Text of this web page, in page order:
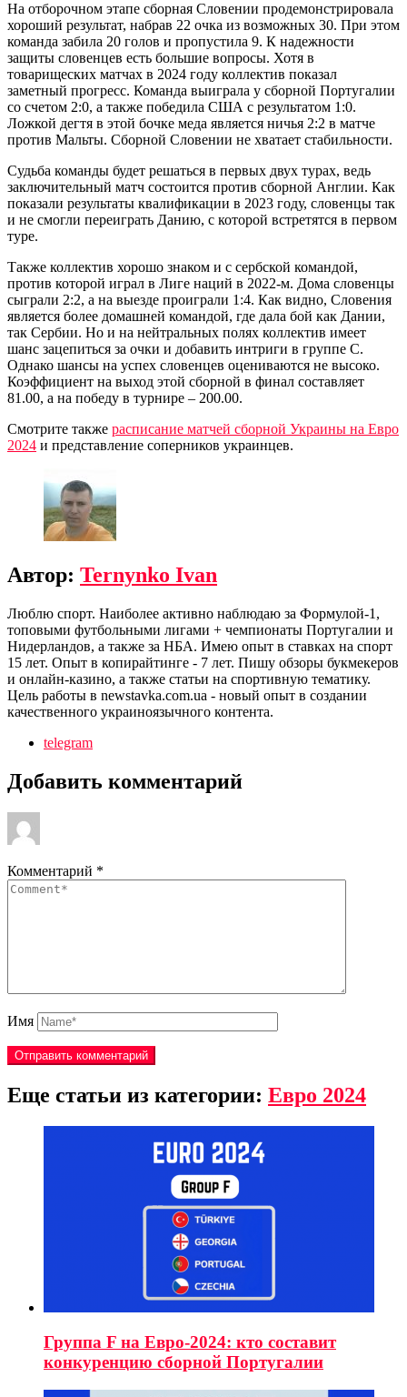
На отборочном этапе сборная Словении продемонстрировала
хороший результат, набрав 22 очка из возможных 30. При этом
команда забила 20 голов и пропустила 9. К надежности
защиты словенцев есть большие вопросы. Хотя в
товарищеских матчах в 2024 году коллектив показал
заметный прогресс. Команда выиграла у сборной Португалии
со счетом 2:0, а также победила США с результатом 1:0.
Ложкой дегтя в этой бочке меда является ничья 2:2 в матче
против Мальты. Сборной Словении не хватает стабильности.
Судьба команды будет решаться в первых двух турах, ведь
заключительный матч состоится против сборной Англии. Как
показали результаты квалификации в 2023 году, словенцы так
и не смогли переиграть Данию, с которой встретятся в первом
туре.
Также коллектив хорошо знаком и с сербской командой,
против которой играл в Лиге наций в 2022-м. Дома словенцы
сыграли 2:2, а на выезде проиграли 1:4. Как видно, Словения
является более домашней командой, где дала бой как Дании,
так Сербии. Но и на нейтральных полях коллектив имеет
шанс зацепиться за очки и добавить интриги в группе C.
Однако шансы на успех словенцев оцениваются не высоко.
Коэффициент на выход этой сборной в финал составляет
81.00, а на победу в турнире – 200.00.
Смотрите также расписание матчей сборной Украины на Евро
2024 и представление соперников украинцев.
Автор: Ternynko Ivan
Люблю спорт. Наиболее активно наблюдаю за Формулой-1,
топовыми футбольными лигами + чемпионаты Португалии и
Нидерландов, а также за НБА. Имею опыт в ставках на спорт
15 лет. Опыт в копирайтинге - 7 лет. Пишу обзоры букмекеров
и онлайн-казино, а также статьи на спортивную тематику.
Цель работы в newstavka.com.ua - новый опыт в создании
качественного украиноязычного контента.
telegram
Добавить комментарий
Комментарий *
Имя
Еще статьи из категории: Евро 2024
Группа F на Евро-2024: кто составит
конкуренцию сборной Португалии